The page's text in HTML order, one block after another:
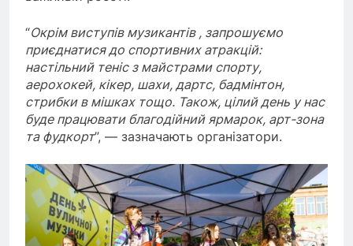
“Окрім виступів музикантів , запрошуємо
приєднатися до спортивних атракцій:
настільний теніс з майстрами спорту,
аерохокей, кікер, шахи, дартс, бадмінтон,
стрибки в мішках тощо. Також, цілий день у нас
буде працювати благодійний ярмарок, арт-зона
та фудкорт”, — зазначають організатори.